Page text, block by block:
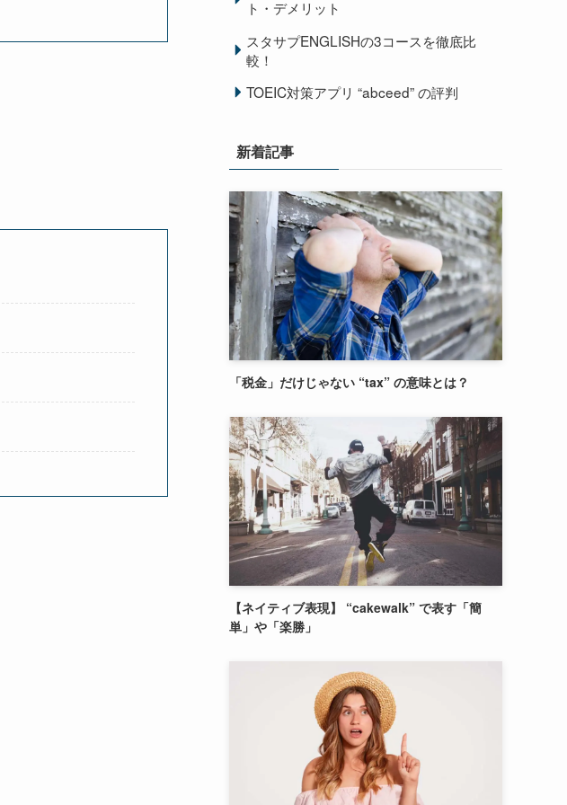
ト・デメリット
スタサプENGLISHの3コースを徹底比
較！
TOEIC対策アプリ “abceed” の評判
新着記事
「税金」だけじゃない “tax” の意味とは？
【ネイティブ表現】 “cakewalk” で表す「簡
単」や「楽勝」